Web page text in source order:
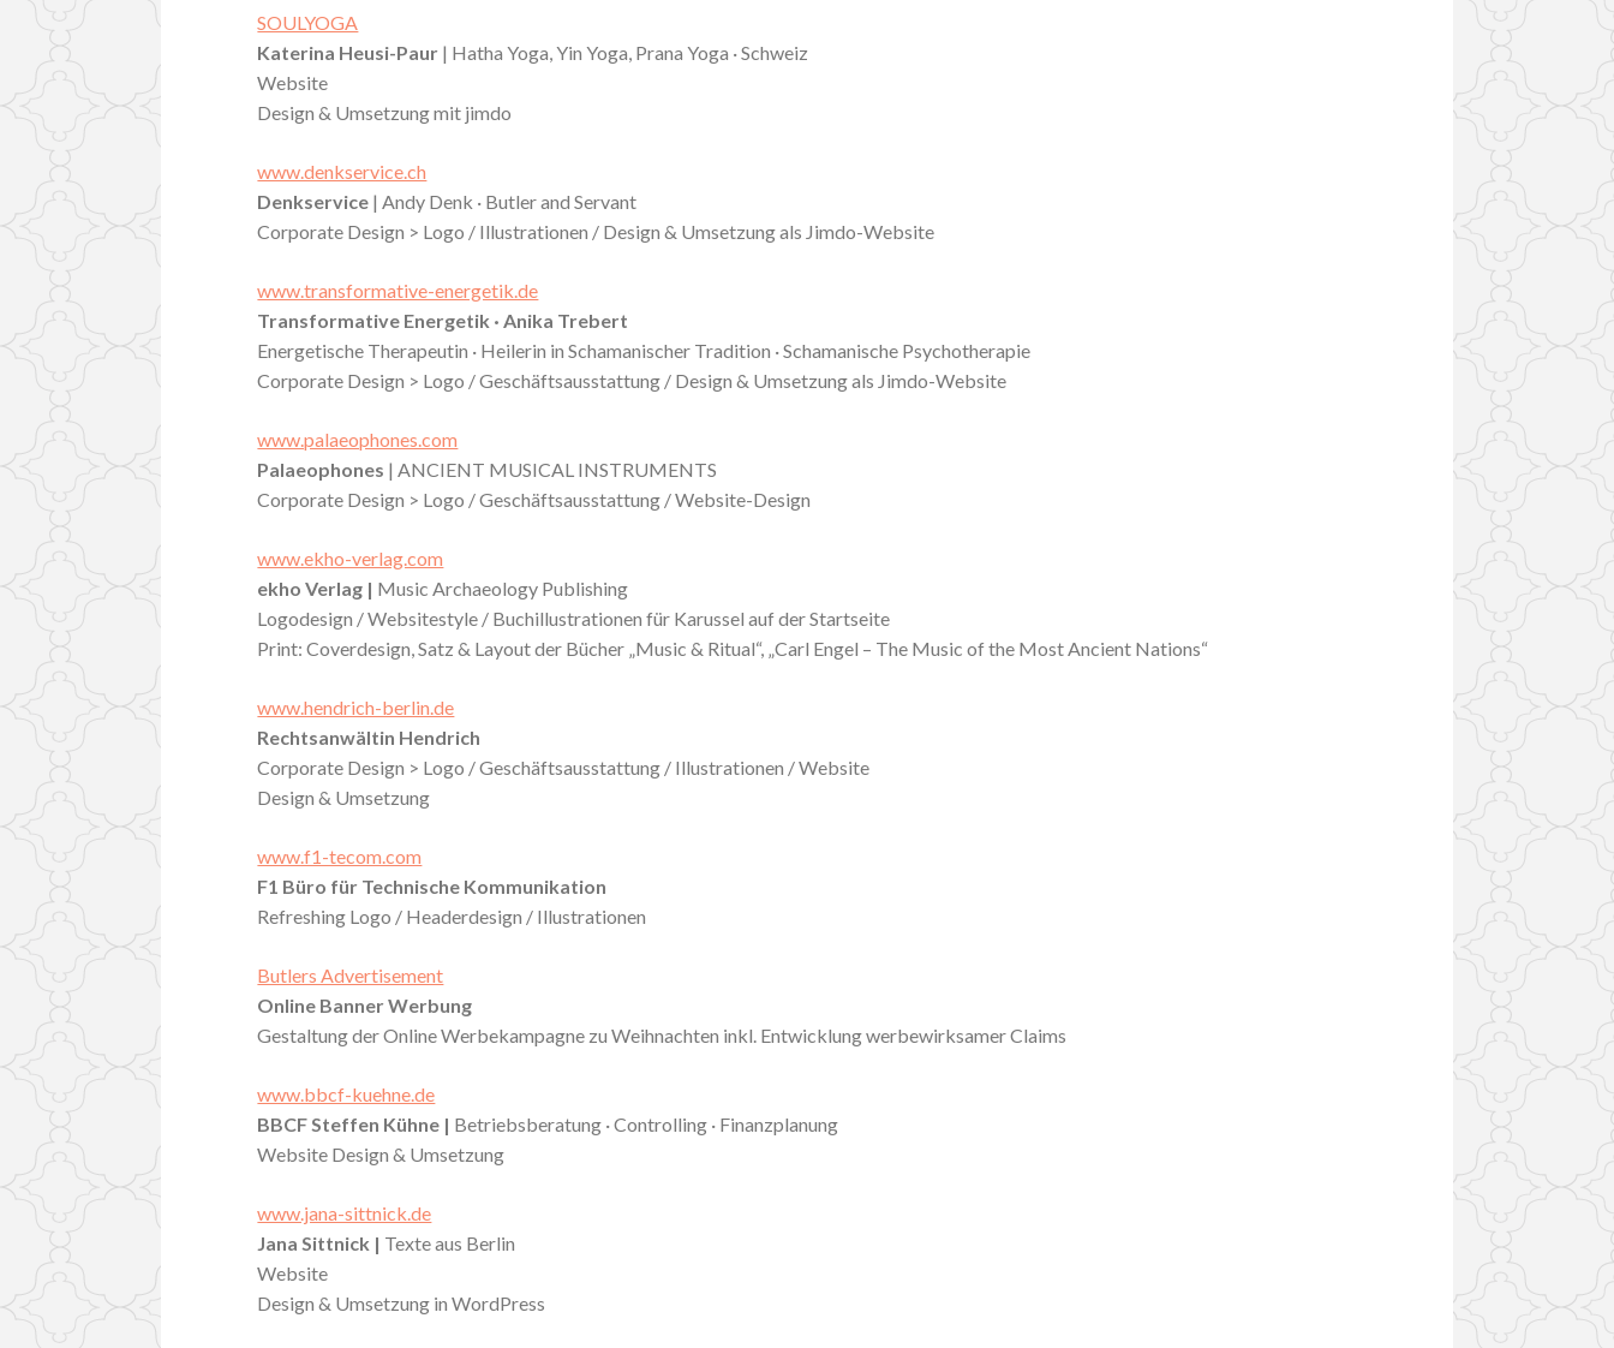
SOULYOGA
Katerina Heusi-Paur | Hatha Yoga, Yin Yoga, Prana Yoga · Schweiz
Website
Design & Umsetzung mit jimdo
www.denkservice.ch
Denkservice | Andy Denk · Butler and Servant
Corporate Design > Logo / Illustrationen / Design & Umsetzung als Jimdo-Website
www.transformative-energetik.de
Transformative Energetik · Anika Trebert
Energetische Therapeutin · Heilerin in Schamanischer Tradition · Schamanische Psychotherapie
Corporate Design > Logo / Geschäftsausstattung / Design & Umsetzung als Jimdo-Website
www.palaeophones.com
Palaeophones | ANCIENT MUSICAL INSTRUMENTS
Corporate Design > Logo / Geschäftsausstattung / Website-Design
www.ekho-verlag.com
ekho Verlag | Music Archaeology Publishing
Logodesign / Websitestyle / Buchillustrationen für Karussel auf der Startseite
Print: Coverdesign, Satz & Layout der Bücher „Music & Ritual“, „Carl Engel – The Music of the Most Ancient Nations“
www.hendrich-berlin.de
Rechtsanwältin Hendrich
Corporate Design > Logo / Geschäftsausstattung / Illustrationen / Website
Design & Umsetzung
www.f1-tecom.com
F1 Büro für Technische Kommunikation
Refreshing Logo / Headerdesign / Illustrationen
Butlers Advertisement
Online Banner Werbung
Gestaltung der Online Werbekampagne zu Weihnachten inkl. Entwicklung werbewirksamer Claims
www.bbcf-kuehne.de
BBCF Steffen Kühne | Betriebsberatung · Controlling · Finanzplanung
Website Design & Umsetzung
www.jana-sittnick.de
Jana Sittnick | Texte aus Berlin
Website
Design & Umsetzung in WordPress